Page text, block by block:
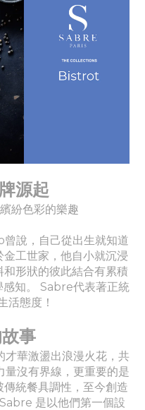
源起
紛色彩的樂趣
說，自己從出生就知道
工世家，他自小就沉浸
形狀的彼此結合有累積
知。 Sabre代表著正統
活態度！
事
華激盪出浪漫火花，共
沒有界線，更重要的是
統餐具調性，至今創造
是以他們第一個設